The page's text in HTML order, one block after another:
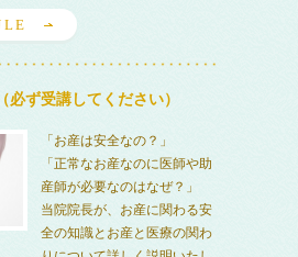
必ず受講してください）
「お産は安全なの？」
「正常なお産なのに医師や助
産師が必要なのはなぜ？」
当院院長が、お産に関わる安
全の知識とお産と医療の関わ